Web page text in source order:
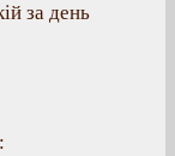
за день